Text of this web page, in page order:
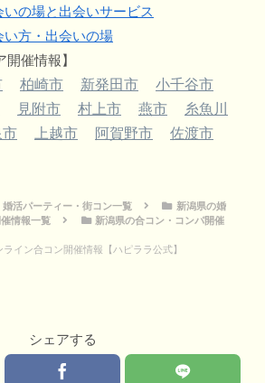
の場と出会いサービス
方・出会いの場
開催情報】
柏崎市 新発田市
小千谷市
見附市 村上市 燕市
糸魚川
市 上越市 阿賀野市
佐渡市
婚活パーティー・街コン一覧
新潟県の婚
情報一覧
新潟県の合コン・コンパ開催
イン合コン開催情報【ハピララ公式】
シェアする